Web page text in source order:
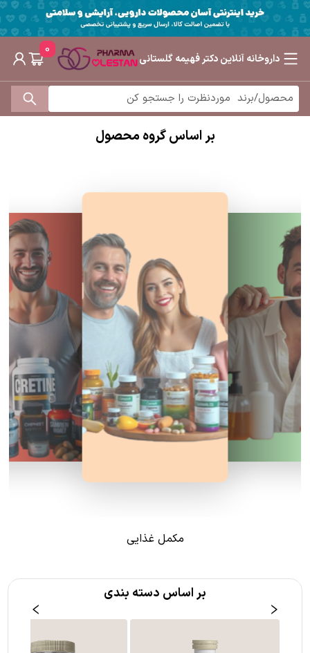
داروخانه آنلاین دکتر فهیمه گلستانی
0
بر اساس گروه محصول
مکمل غذایی
بر اساس دسته بندی